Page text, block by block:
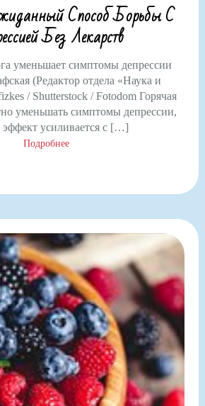
Способ Борьбы С
Без Лекарств
уменьшает симптомы депрессии
(Редактор отдела «Наука и
/ Shutterstock / Fotodom Горячая
уменьшать симптомы депрессии,
усиливается с […]
Подробнее